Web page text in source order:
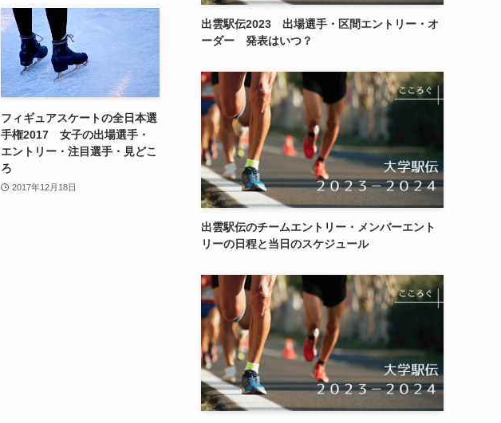
フィギュアスケートの全日本選
手権2017 女子の出場選手・
エントリー・注目選手・見どこ
ろ
2017年12月18日
出雲駅伝2023 出場選手・区間エントリー・オ
ーダー 発表はいつ？
出雲駅伝のチームエントリー・メンバーエント
リーの日程と当日のスケジュール